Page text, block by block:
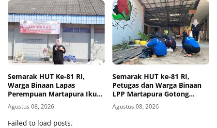
Semarak HUT Ke-81 RI,
Warga Binaan Lapas
Perempuan Martapura Ikuti
Lomba Porseni
Agustus 08, 2026
Semarak HUT ke-81 RI,
Petugas dan Warga Binaan
LPP Martapura Gotong
Royong Bersihkan
Lingkungan
Agustus 08, 2026
Failed to load posts.